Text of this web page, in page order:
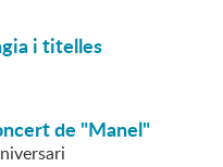
i titelles
de "Manel"